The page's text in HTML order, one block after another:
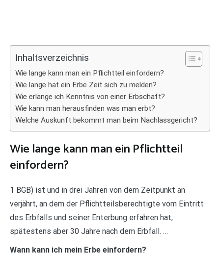
Inhaltsverzeichnis
Wie lange kann man ein Pflichtteil einfordern?
Wie lange hat ein Erbe Zeit sich zu melden?
Wie erlange ich Kenntnis von einer Erbschaft?
Wie kann man herausfinden was man erbt?
Welche Auskunft bekommt man beim Nachlassgericht?
Wie lange kann man ein Pflichtteil
einfordern?
1 BGB) ist und in drei Jahren von dem Zeitpunkt an
verjährt, an dem der Pflichtteilsberechtigte vom Eintritt
des Erbfalls und seiner Enterbung erfahren hat,
spätestens aber 30 Jahre nach dem Erbfall. …
Wann kann ich mein Erbe einfordern?